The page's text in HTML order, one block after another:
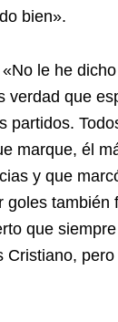
bien».
«No le he
verdad que
partidos.
marque, él
y que
goles también
que
Cristiano,